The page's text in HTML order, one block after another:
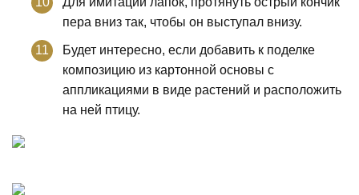
пера вниз так, чтобы он выступал внизу.
Будет интересно, если добавить к поделке
композицию из картонной основы с
аппликациями в виде растений и расположить
на ней птицу.